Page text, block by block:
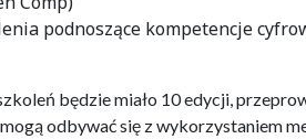
podnoszące kompetencje
będzie miało 10 edycji,
odbywać się z wykorzystaniem